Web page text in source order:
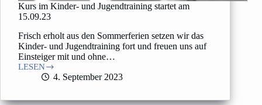
Kurs im Kinder- und Jugendtraining startet am
15.09.23
Frisch erholt aus den Sommerferien setzen wir das
Kinder- und Jugendtraining fort und freuen uns auf
Einsteiger mit und ohne…
LESEN
Kurs
und
4. September 2023